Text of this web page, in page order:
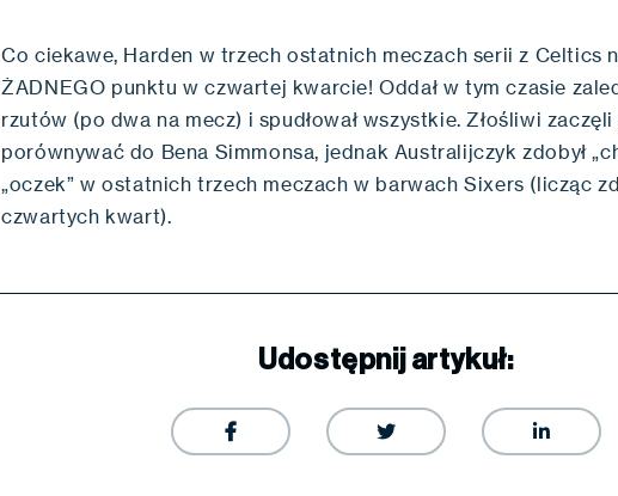
Co ciekawe, Harden w trzech ostatnich meczach serii z Celtics
ŻADNEGO punktu w czwartej kwarcie! Oddał w tym czasie
rzutów (po dwa na mecz) i spudłował wszystkie. Złośliwi
porównywać do Bena Simmonsa, jednak Australijczyk zdobył
„oczek” w ostatnich trzech meczach w barwach Sixers (licząc
czwartych kwart).
Udostępnij artykuł:
  